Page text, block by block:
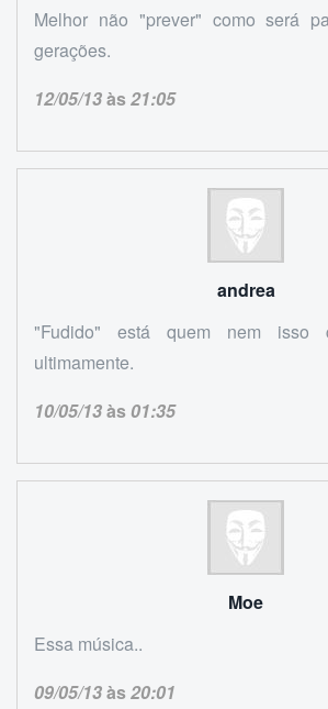
Melhor não "prever" como será
gerações.
12/05/13às21:05
andrea
"Fudido" está quem nem isso
ultimamente.
10/05/13às01:35
Moe
Essa música..
09/05/13às20:01